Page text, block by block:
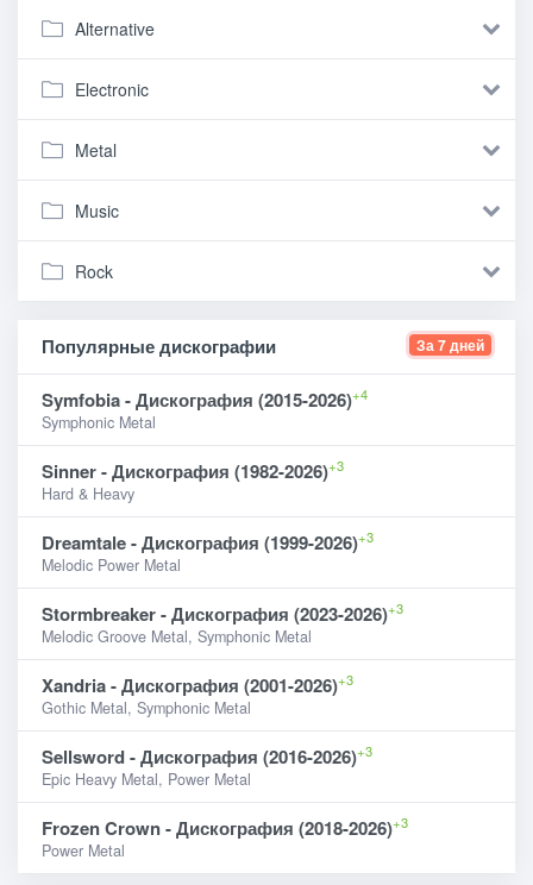
Alternative
Electronic
Metal
Music
Rock
Популярные дискографии За 7 дней
Symfobia - Дискография (2015-2026)+4
Symphonic Metal
Sinner - Дискография (1982-2026)+3
Hard & Heavy
Dreamtale - Дискография (1999-2026)+3
Melodic Power Metal
Stormbreaker - Дискография (2023-2026)+3
Melodic Groove Metal, Symphonic Metal
Xandria - Дискография (2001-2026)+3
Gothic Metal, Symphonic Metal
Sellsword - Дискография (2016-2026)+3
Epic Heavy Metal, Power Metal
Frozen Crown - Дискография (2018-2026)+3
Power Metal